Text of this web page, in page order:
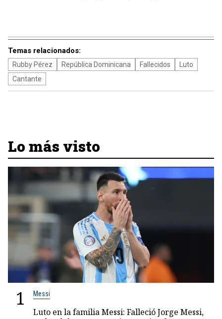
Temas relacionados:
Rubby Pérez República Dominicana Fallecidos
Luto
Cantante
Lo más visto
1 Messi
Luto en la familia Messi: Falleció Jorge Messi,